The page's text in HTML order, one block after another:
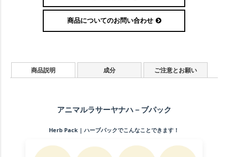
商品についてのお問い合わせ
商品説明 成分 ご注意とお願い
アニマルラサーヤナハ－ブパック
Herb Pack | ハーブパックでこんなことできます！